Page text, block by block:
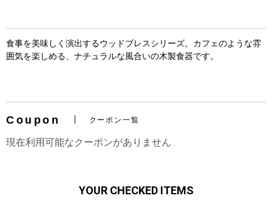
食事を美味しく演出するウッドブレスシリーズ。カフェのような雰
囲気を楽しめる、ナチュラルな風合いの木製食器です。
Coupon クーポン一覧
現在利用可能なクーポンがありません
YOUR CHECKED ITEMS